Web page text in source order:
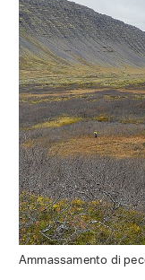
Ammassamento di